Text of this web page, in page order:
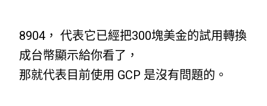
8904， 代表它已經把300塊美金的試用轉換
成台幣顯示給你看了，
那就代表目前使用 GCP 是沒有問題的。